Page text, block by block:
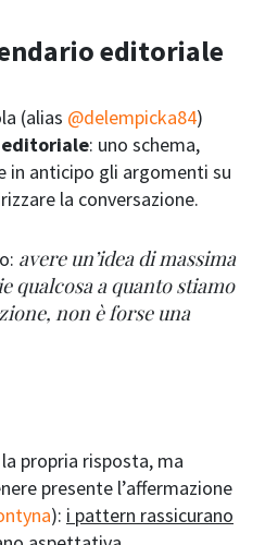
editoriale
(alias @delempicka84)
: uno schema,
in anticipo gli argomenti su
la conversazione.
avere un’idea di massima
qualcosa a quanto stiamo
non è forse una
propria risposta, ma
presente l’affermazione
): i pattern rassicurano